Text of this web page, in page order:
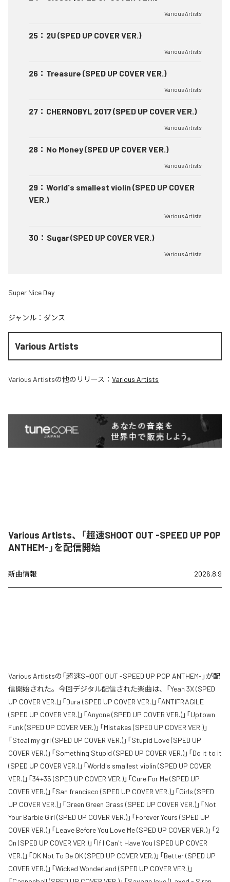
Various Artists
25 ： 2U (SPED UP COVER VER.)
Various Artists
26 ： Treasure (SPED UP COVER VER.)
Various Artists
27 ： CHERNOBYL 2017 (SPED UP COVER VER.)
Various Artists
28 ： No Money (SPED UP COVER VER.)
Various Artists
29 ： World's smallest violin (SPED UP COVER
VER.)
Various Artists
30 ： Sugar (SPED UP COVER VER.)
Various Artists
Super Nice Day
ジャンル： ダンス
Various Artists
Various Artistsの他のリリース： Various Artists
Various Artists、「超速SHOOT OUT -SPEED UP POP
ANTHEM-」を配信開始
新曲情報 2026.8.9
Various Artistsの「超速SHOOT OUT -SPEED UP POP ANTHEM-」が配
信開始された。今回デジタル配信された楽曲は、「Yeah 3X (SPED
UP COVER VER.)」「Dura (SPED UP COVER VER.)」「ANTIFRAGILE
(SPED UP COVER VER.)」「Anyone (SPED UP COVER VER.)」「Uptown
Funk (SPED UP COVER VER.)」「Mistakes (SPED UP COVER VER.)」
「Steal my girl (SPED UP COVER VER.)」「Stupid Love (SPED UP
COVER VER.)」「Something Stupid (SPED UP COVER VER.)」「Do it to it
(SPED UP COVER VER.)」「World's smallest violin (SPED UP COVER
VER.)」「34+35 (SPED UP COVER VER.)」「Cure For Me (SPED UP
COVER VER.)」「San francisco (SPED UP COVER VER.)」「Girls (SPED
UP COVER VER.)」「Green Green Grass (SPED UP COVER VER.)」「Not
Your Barbie Girl (SPED UP COVER VER.)」「Forever Yours (SPED UP
COVER VER.)」「Leave Before You Love Me (SPED UP COVER VER.)」「2
On (SPED UP COVER VER.)」「If I Can't Have You (SPED UP COVER
VER.)」「OK Not To Be OK (SPED UP COVER VER.)」「Better (SPED UP
COVER VER.)」「Wicked Wonderland (SPED UP COVER VER.)」